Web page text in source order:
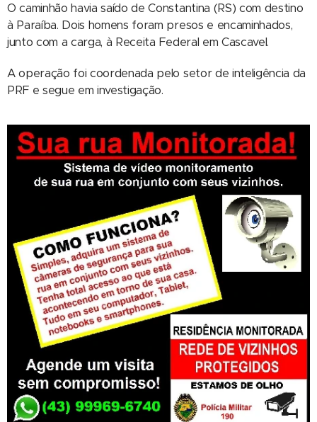
O caminhão havia saído de Constantina (RS) com destino
à Paraíba. Dois homens foram presos e encaminhados,
junto com a carga, à Receita Federal em Cascavel.
A operação foi coordenada pelo setor de inteligência da
PRF e segue em investigação.